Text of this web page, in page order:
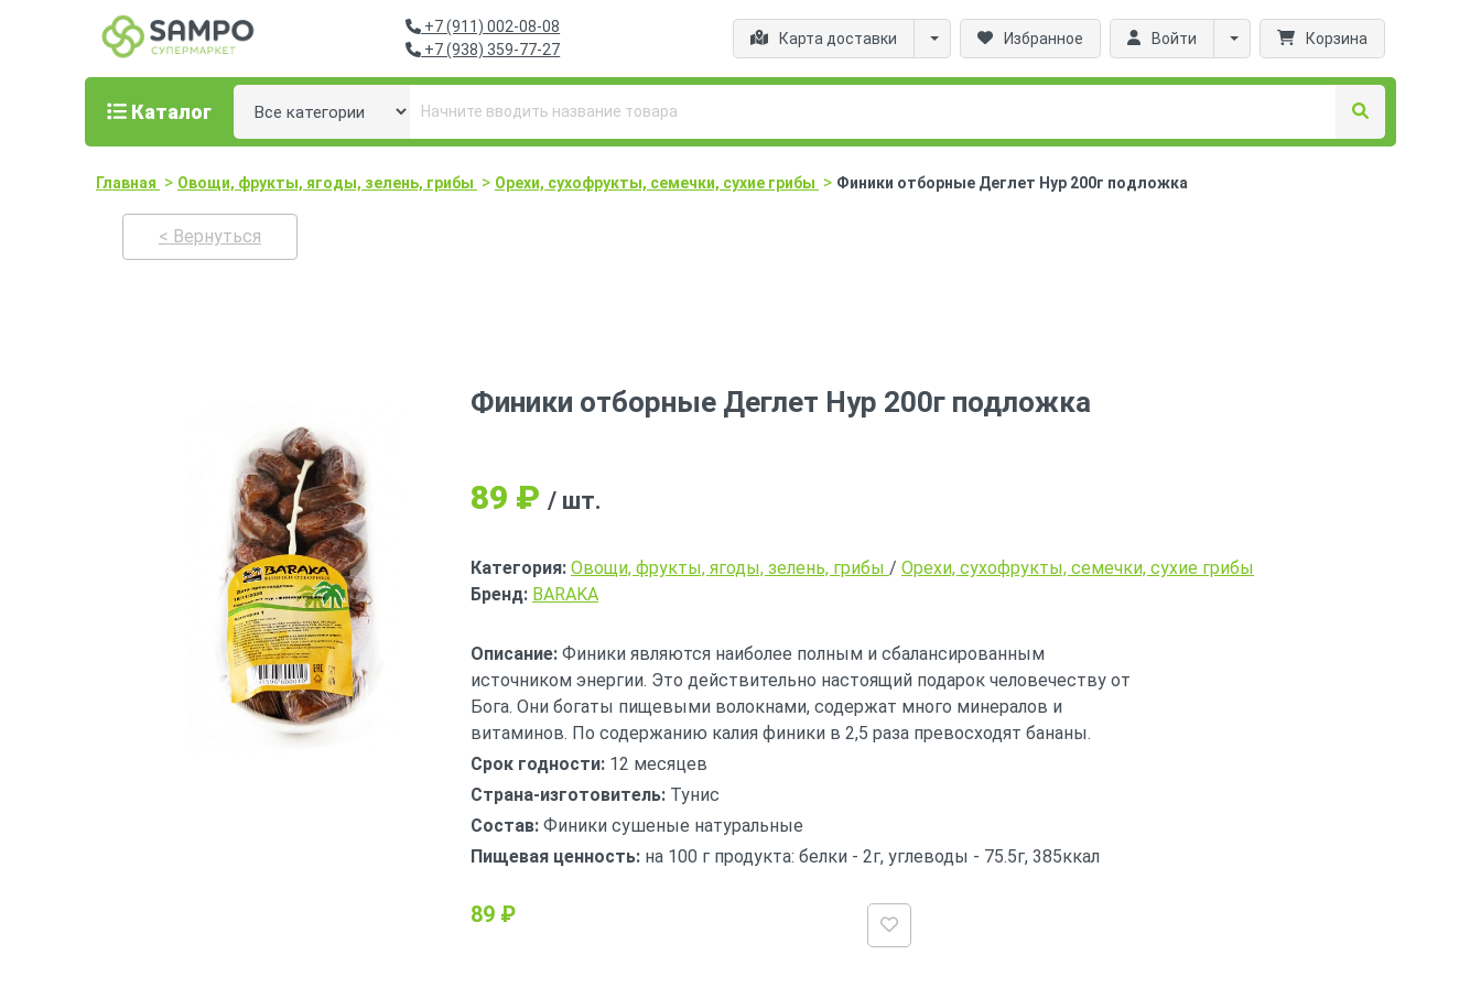
+7 (911) 002-08-08
+7 (938) 359-77-27
Карта доставки Избранное Войти Корзина
Каталог
Главная > Овощи, фрукты, ягоды, зелень, грибы > Орехи, сухофрукты, семечки, сухие грибы > Финики отборные Деглет Нур 200г подложка
< Вернуться
Финики отборные Деглет Нур 200г подложка
89 ₽ / шт.
Категория: Овощи, фрукты, ягоды, зелень, грибы / Орехи, сухофрукты, семечки, сухие грибы
Бренд: BARAKA
Описание: Финики являются наиболее полным и сбалансированным
источником энергии. Это действительно настоящий подарок человечеству от
Бога. Они богаты пищевыми волокнами, содержат много минералов и
витаминов. По содержанию калия финики в 2,5 раза превосходят бананы.
Срок годности: 12 месяцев
Страна-изготовитель: Тунис
Состав: Финики сушеные натуральные
Пищевая ценность: на 100 г продукта: белки - 2г, углеводы - 75.5г, 385ккал
89 ₽